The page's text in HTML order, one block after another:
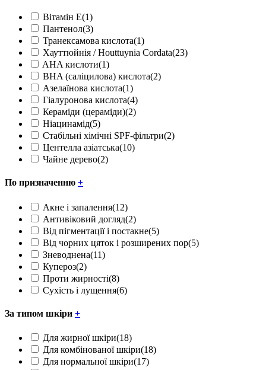
Вітамін Е(1)
Пантенол(3)
Транексамова кислота(1)
Хауттюйнія / Houttuynia Cordata(23)
AHA кислоти(1)
BHA (саліцилова) кислота(2)
Азелаїнова кислота(1)
Гіалуронова кислота(4)
Кераміди (цераміди)(2)
Ніацинамід(5)
Стабільні хімічні SPF-фільтри(2)
Центелла азіатська(10)
Чайне дерево(2)
По призначенню +
Акне і запалення(12)
Антивіковий догляд(2)
Від пігментації і постакне(5)
Від чорних цяток і розширених пор(5)
Зневоднена(11)
Купероз(2)
Проти жирності(8)
Сухість і лущення(6)
За типом шкіри +
Для жирної шкіри(18)
Для комбінованої шкіри(18)
Для нормальної шкіри(17)